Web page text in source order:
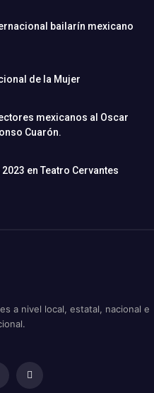
bailarín mexicano
de la Mujer
mexicanos al Oscar
Cuarón.
en Teatro Cervantes
a nivel local, estatal, nacional e